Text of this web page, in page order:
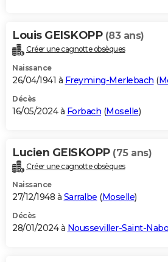
Louis GEISKOPP (83 ans)
Créer une cagnotte obsèques
Naissance
26/04/1941 à Freyming-Merlebach (
Décès
16/05/2024 à Forbach (Moselle)
Lucien GEISKOPP (75 ans)
Créer une cagnotte obsèques
Naissance
27/12/1948 à Sarralbe (Moselle)
Décès
28/01/2024 à Nousseviller-Saint-